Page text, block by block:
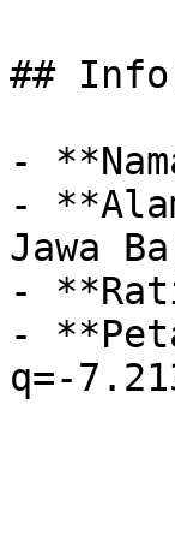
##
-
-
Jawa
-
-